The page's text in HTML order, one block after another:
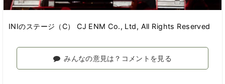
INIのステージ（C） CJ ENM Co., Ltd, All Rights Reserved
みんなの意見は？コメントを見る